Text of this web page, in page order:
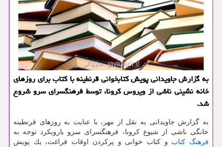
به گزارش جاویدانی پویش كتابخوانی قرنطینه با كتاب برای روزهای
خانه نشینی ناشی از ویروس كرونا، توسط فرهنگسرای سرو شروع
شد.
به گزارش جاویدانی به نقل از مهر، با عنایت به روزهای قرنطینه
خانگی ناشی از شیوع كرونا، فرهنگسرای سرو بارویكرد توجه به
فرهنگ كتاب و كتاب خوانی و پركردن اوقات فراغت، یك پویش